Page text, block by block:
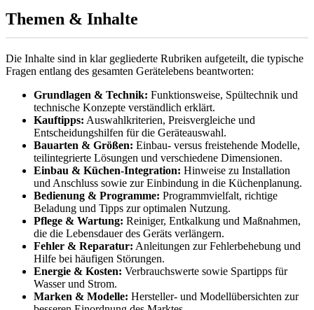
Themen & Inhalte
Die Inhalte sind in klar gegliederte Rubriken aufgeteilt, die typische
Fragen entlang des gesamten Gerätelebens beantworten:
Grundlagen & Technik: Funktionsweise, Spültechnik und
technische Konzepte verständlich erklärt.
Kauftipps: Auswahlkriterien, Preisvergleiche und
Entscheidungshilfen für die Geräteauswahl.
Bauarten & Größen: Einbau- versus freistehende Modelle,
teilintegrierte Lösungen und verschiedene Dimensionen.
Einbau & Küchen-Integration: Hinweise zu Installation
und Anschluss sowie zur Einbindung in die Küchenplanung.
Bedienung & Programme: Programmvielfalt, richtige
Beladung und Tipps zur optimalen Nutzung.
Pflege & Wartung: Reiniger, Entkalkung und Maßnahmen,
die die Lebensdauer des Geräts verlängern.
Fehler & Reparatur: Anleitungen zur Fehlerbehebung und
Hilfe bei häufigen Störungen.
Energie & Kosten: Verbrauchswerte sowie Spartipps für
Wasser und Strom.
Marken & Modelle: Hersteller- und Modellübersichten zur